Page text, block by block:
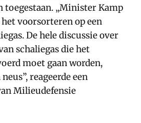
toegestaan. „Minister Kamp
voorsorteren op een
De hele discussie over
schaliegas die het
moet gaan worden,
reageerde een
Milieudefensie